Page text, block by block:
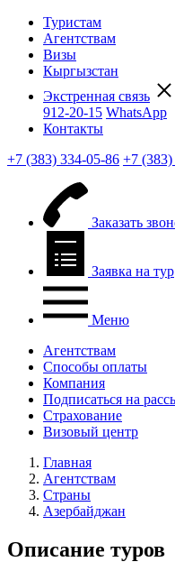
Туристам
Агентствам
Визы
Кыргызстан
Экстренная связь
912-20-15 WhatsApp
Контакты
+7 (383) 334-05-86 +7
Заказать
Заявка на тур
Меню
Агентствам
Способы оплаты
Компания
Подписаться на
Страхование
Визовый центр
Главная
Агентствам
Страны
Азербайджан
Описание туров